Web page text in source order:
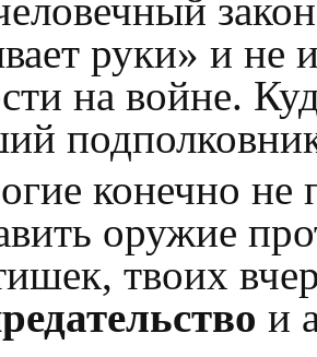
руки» и
на войне.
конечно не
оружие
твоих
и